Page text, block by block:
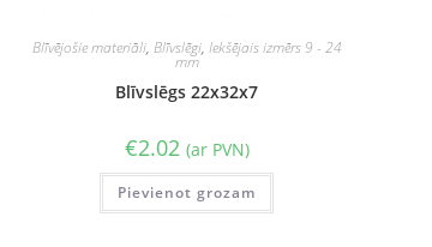
Blīvējošie materiāli, Blīvslēgi, Iekšējais izmērs 9 - 24
mm
Blīvslēgs 22x32x7
€2.02 (ar PVN)
Pievienot grozam